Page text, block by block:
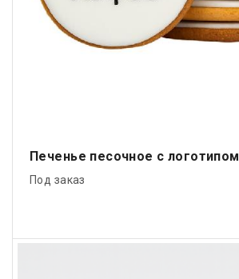
Печенье песочное с логотипом
Под заказ